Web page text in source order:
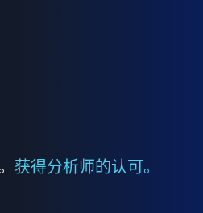
获得分析师的认可。